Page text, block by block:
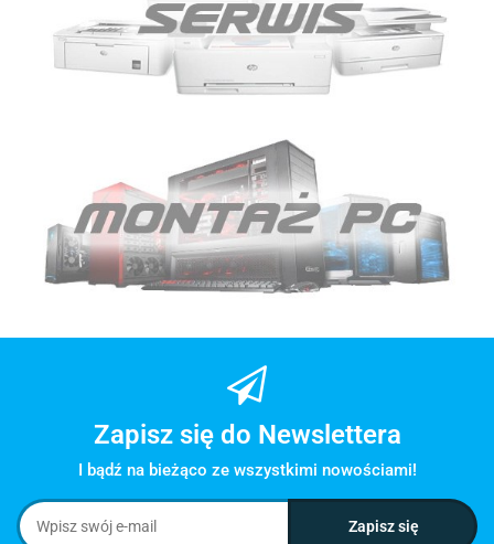
Zapisz się do Newslettera
I bądź na bieżąco ze wszystkimi nowościami!